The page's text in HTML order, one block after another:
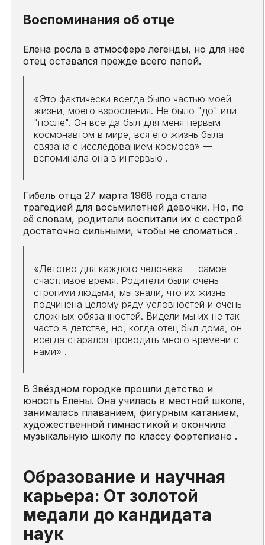
Воспоминания об отце
Елена росла в атмосфере легенды, но для неё
отец оставался прежде всего папой.
«Это фактически всегда было частью моей
жизни, моего взросления. Не было "до" или
"после". Он всегда был для меня первым
космонавтом в мире, вся его жизнь была
связана с исследованием космоса» —
вспоминала она в интервью .
Гибель отца 27 марта 1968 года стала
трагедией для восьмилетней девочки. Но, по
её словам, родители воспитали их с сестрой
достаточно сильными, чтобы не сломаться .
«Детство для каждого человека — самое
счастливое время. Родители были очень
строгими людьми, мы знали, что их жизнь
подчинена целому ряду условностей и очень
сложных обязанностей. Видели мы их не так
часто в детстве, но, когда отец был дома, он
всегда старался проводить много времени с
нами» .
В Звёздном городке прошли детство и
юность Елены. Она училась в местной школе,
занималась плаванием, фигурным катанием,
художественной гимнастикой и окончила
музыкальную школу по классу фортепиано .
Образование и научная
карьера: От золотой
медали до кандидата
наук